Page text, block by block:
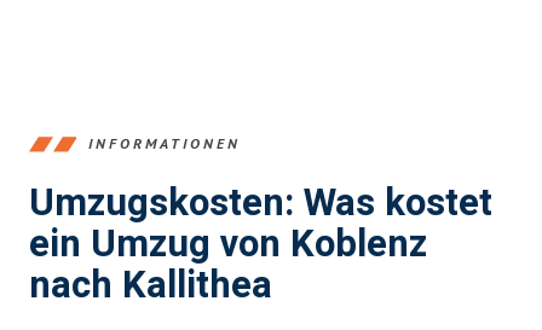
INFORMATIONEN
Umzugskosten: Was kostet
ein Umzug von Koblenz
nach Kallithea